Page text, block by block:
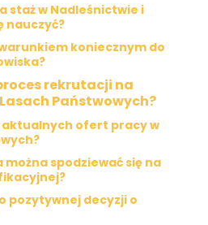
staż w Nadleśnictwie i
nauczyć?
koniecznym do
rekrutacji na
Państwowych?
aktualnych ofert pracy w
spodziewać się na
pozytywnej decyzji o